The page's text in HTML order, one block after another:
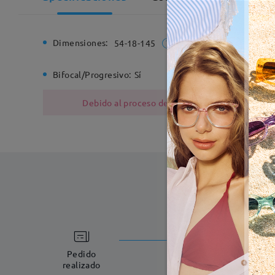
Dimensiones: 54-18-145 Ancho
Bifocal/Progresivo: Sí Bisagra
Debido al proceso de fabricación, las
Pedido
realizado
5-7 días